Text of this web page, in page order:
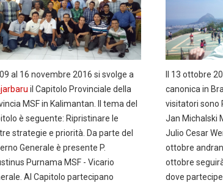
al 16 novembre 2016 si svolge a
il Capitolo Provinciale della
MSF in Kalimantan. Il tema del
è seguente: Ripristinare le
strategie e priorità. Da parte del
Generale è presente P.
Purnama MSF - Vicario
Al Capitolo partecipano
Il 13 ottobre
canonica in
visitatori sono
Jan Michalski
Julio Cesar
ottobre
ottobre
dove